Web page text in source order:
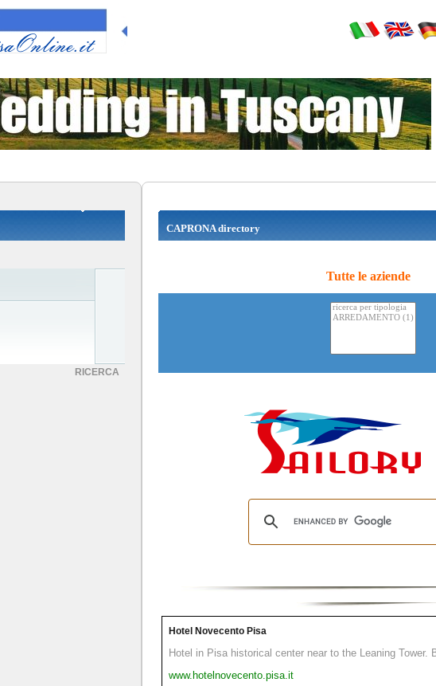
RICERCA
CAPRONA directory
Tutte le aziende
Hotel Novecento Pisa
Hotel in Pisa historical center near to the Leaning Tower.
www.hotelnovecento.pisa.it